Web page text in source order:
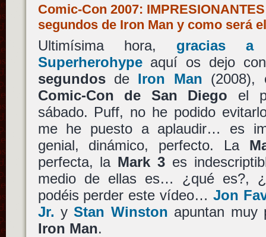
Comic-Con 2007:
segundos de Iron Man y como será
Ultimísima hora, gracias
Superherohypeaquí os dejo
segundosde Iron Man (2008),
Comic-Con de San Diego el
sábado. Puff, no he podido
me he puesto a aplaudir… es
genial, dinámico, perfecto. La
perfecta, la Mark 3 es
medio de ellas es… ¿qué es?,
podéis perder este vídeo… Jon
Jr. yStan Winston apuntan muy
Iron Man.